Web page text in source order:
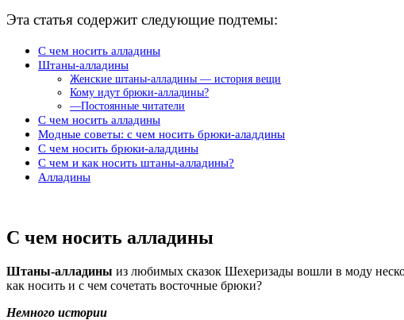
Эта статья содержит следующие подтемы:
С чем носить алладины
Штаны-алладины
Женские штаны-алладины — история вещи
Кому идут брюки-алладины?
—Постоянные читатели
С чем носить алладины
Модные советы: с чем носить брюки-аладдины
С чем носить брюки-аладдины
С чем и как носить штаны-алладины?
Алладины
С чем носить алладины
Штаны-алладины из любимых сказок Шехеризады вошли в моду
как носить и с чем сочетать восточные брюки?
Немного истории